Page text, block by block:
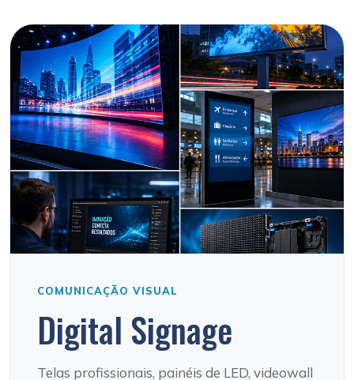
COMUNICAÇÃO VISUAL
Digital Signage
Telas profissionais, painéis de LED, videowall